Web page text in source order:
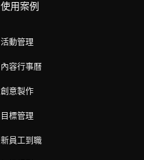
使用案例
活動管理
內容行事曆
創意製作
目標管理
新員工到職